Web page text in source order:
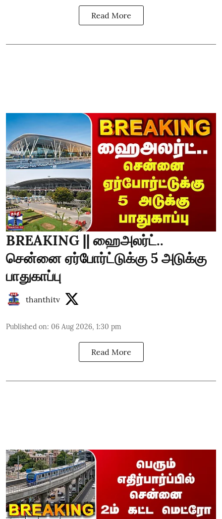
Read More
BREAKING || ஹைஅலர்ட்..
சென்னை ஏர்போர்ட்டுக்கு 5 அடுக்கு
பாதுகாப்பு
thanthitv
Published on: 06 Aug 2026, 1:30 pm
Read More